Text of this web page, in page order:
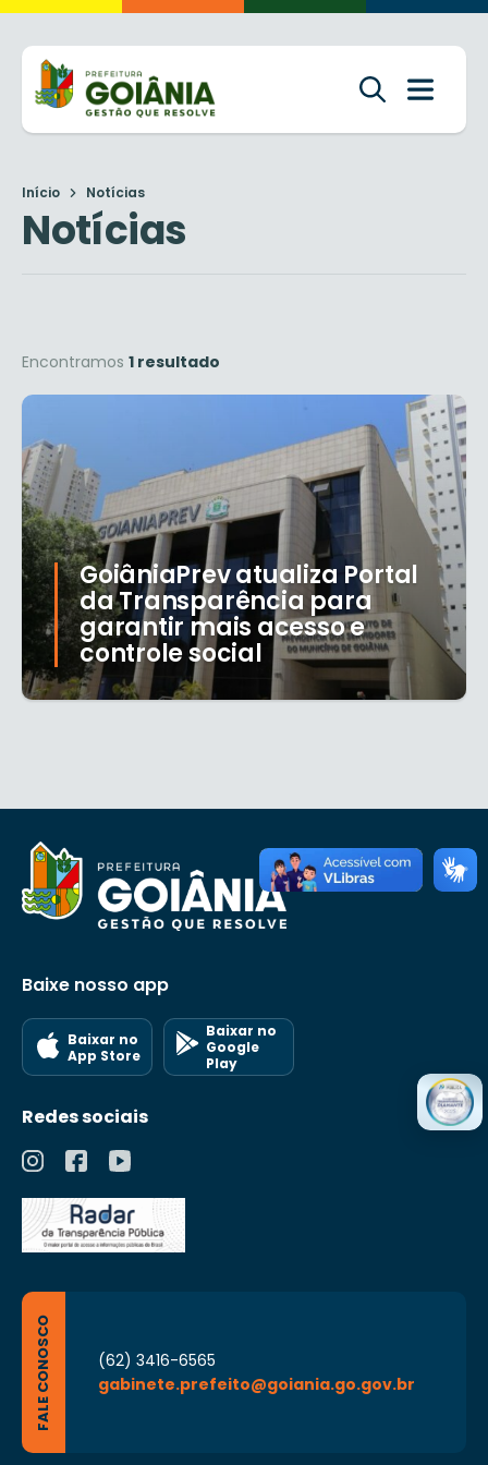
Início Notícias
Notícias
Encontramos 1 resultado
GoiâniaPrev atualiza Portal
da Transparência para
garantir mais acesso e
controle social
Baixe nosso app
Baixar no
App Store
Baixar no
Google
Play
Redes sociais
FALE CONOSCO
(62) 3416-6565
gabinete.prefeito@goiania.go.gov.br